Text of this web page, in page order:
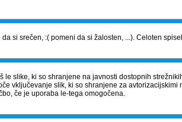
si srečen, :( pomeni da si žalosten, ...). Celoten
slike, ki so shranjene na javnosti dostopnih
vključevanje slik, ki so shranjene za
če je uporaba le-tega omogočena.